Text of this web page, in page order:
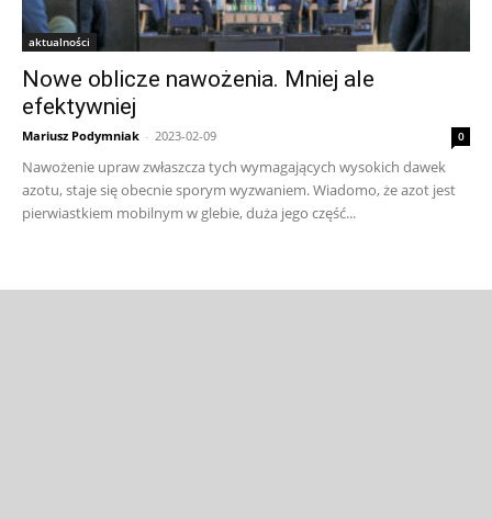
aktualności
Nowe oblicze nawożenia. Mniej ale
efektywniej
Mariusz Podymniak - 2023-02-09 0
Nawożenie upraw zwłaszcza tych wymagających wysokich dawek
azotu, staje się obecnie sporym wyzwaniem. Wiadomo, że azot jest
pierwiastkiem mobilnym w glebie, duża jego część...